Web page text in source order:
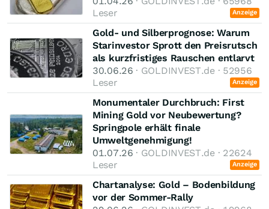
Leser
Anzeige
Gold- und Silberprognose: Warum
Starinvestor Sprott den Preisrutsch
als kurzfristiges Rauschen entlarvt
30.06.26 · GOLDINVEST.de · 52956
Leser
Anzeige
Monumentaler Durchbruch: First
Mining Gold vor Neubewertung?
Springpole erhält finale
Umweltgenehmigung!
01.07.26 · GOLDINVEST.de · 22624
Leser
Anzeige
Chartanalyse: Gold – Bodenbildung
vor der Sommer-Rally